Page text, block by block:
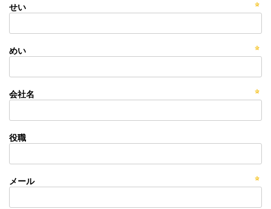
せい
めい
会社名
役職
メール